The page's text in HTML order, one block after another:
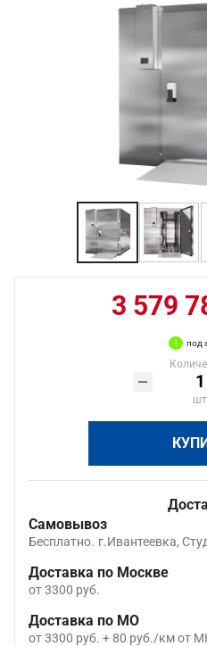
3 579
под
шт
Самовывоз
Бесплатно. г.Ивантеевка,
Доставка по Москве
от 3300 руб.
Доставка по МО
от 3300 руб. + 80 руб./км от